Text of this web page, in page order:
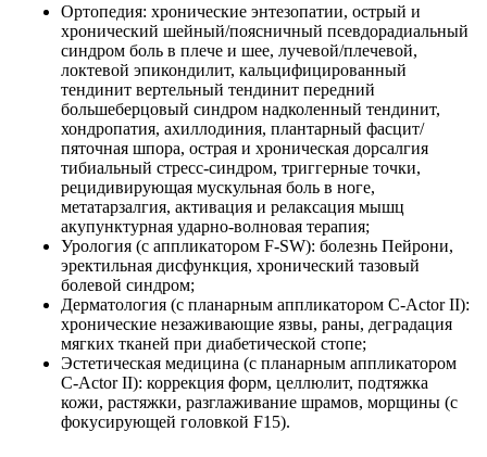
Ортопедия: хронические энтезопатии, острый и
хронический шейный/поясничный псевдорадиальный
синдром боль в плече и шее, лучевой/плечевой,
локтевой эпикондилит, кальцифицированный
тендинит вертельный тендинит передний
большеберцовый синдром надколенный тендинит,
хондропатия, ахиллодиния, плантарный фасцит/
пяточная шпора, острая и хроническая дорсалгия
тибиальный стресс-синдром, триггерные точки,
рецидивирующая мускульная боль в ноге,
метатарзалгия, активация и релаксация мышц
акупунктурная ударно-волновая терапия;
Урология (с аппликатором F-SW): болезнь Пейрони,
эректильная дисфункция, хронический тазовый
болевой синдром;
Дерматология (с планарным аппликатором C-Actor II):
хронические незаживающие язвы, раны, деградация
мягких тканей при диабетической стопе;
Эстетическая медицина (с планарным аппликатором
C-Actor II): коррекция форм, целлюлит, подтяжка
кожи, растяжки, разглаживание шрамов, морщины (с
фокусирующей головкой F15).